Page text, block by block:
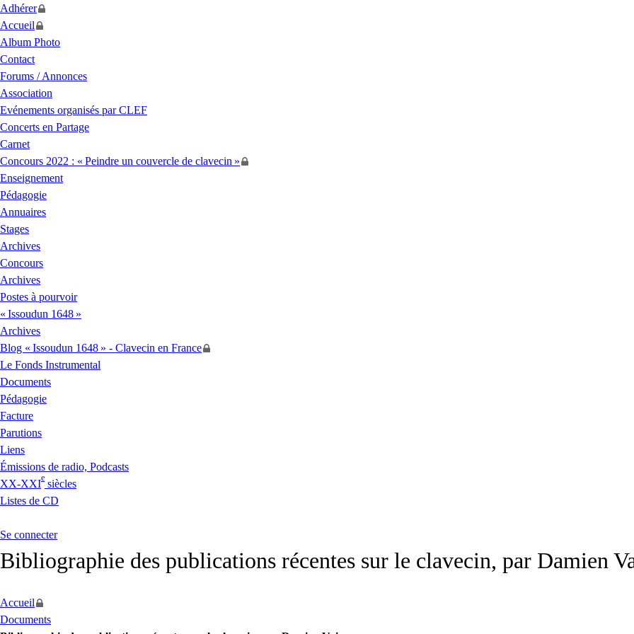
Adhérer
Accueil
Album Photo
Contact
Forums / Annonces
Association
Evénements organisés parCLEF
Concerts en Partage
Carnet
Concours 2022 : « Peindre un couvercle de clavecin »
Enseignement
Pédagogie
Annuaires
Stages
Archives
Concours
Archives
Postes à pourvoir
« Issoudun 1648 »
Archives
Blog « Issoudun 1648 » - Clavecin en France
Le Fonds Instrumental
Documents
Pédagogie
Facture
Parutions
Liens
Émissions de radio, Podcasts
XX-XXI
e
siècles
Listes de CD
Se connecter
Bibliographie des publications récentes sur le clavecin, par Damien
Accueil
Documents